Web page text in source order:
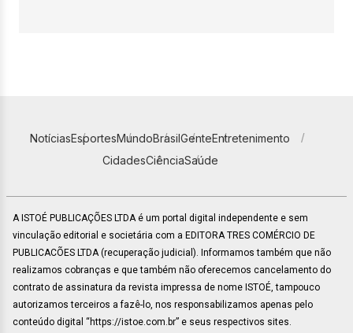
NotíciasEsportesMundoBrasilGenteEntretenimento
CidadesCiênciaSaúde
A ISTOÉ PUBLICAÇÕES LTDA é um portal digital independente e sem
vinculação editorial e societária com a EDITORA TRES COMÉRCIO DE
PUBLICACÕES LTDA (recuperação judicial). Informamos também que não
realizamos cobranças e que também não oferecemos cancelamento do
contrato de assinatura da revista impressa de nome ISTOÉ, tampouco
autorizamos terceiros a fazê-lo, nos responsabilizamos apenas pelo
conteúdo digital “https://istoe.com.br” e seus respectivos sites.